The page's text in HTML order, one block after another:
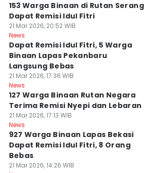
153 Warga Binaan di Rutan Serang
Dapat Remisi Idul Fitri
21 Mar 2026, 20:52 WIB
News
Dapat Remisi Idul Fitri, 5 Warga
Binaan Lapas Pekanbaru
Langsung Bebas
21 Mar 2026, 17:36 WIB
News
127 Warga Binaan Rutan Negara
Terima Remisi Nyepi dan Lebaran
21 Mar 2026, 17:13 WIB
News
927 Warga Binaan Lapas Bekasi
Dapat Remisi Idul Fitri, 8 Orang
Bebas
21 Mar 2026, 14:26 WIB